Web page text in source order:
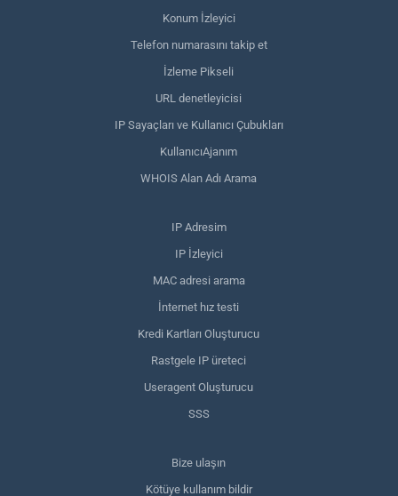
Konum İzleyici
Telefon numarasını takip et
İzleme Pikseli
URL denetleyicisi
IP Sayaçları ve Kullanıcı Çubukları
KullanıcıAjanım
WHOIS Alan Adı Arama
IP Adresim
IP İzleyici
MAC adresi arama
İnternet hız testi
Kredi Kartları Oluşturucu
Rastgele IP üreteci
Useragent Oluşturucu
SSS
Bize ulaşın
Kötüye kullanım bildir